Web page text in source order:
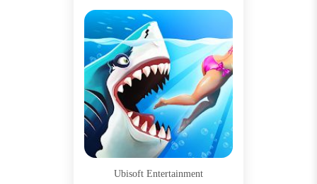
Ubisoft Entertainment